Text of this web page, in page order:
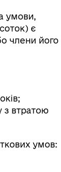
умови,
є
члени його
з втратою
умов: